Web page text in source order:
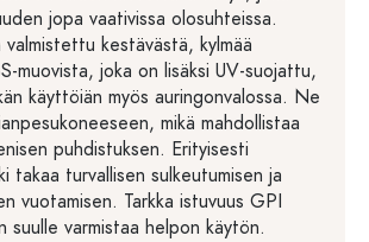
jopa vaativissa olosuhteissa.
kestävästä, kylmää
muovista, joka on lisäksi UV-suojattu,
käyttöiän myös auringonvalossa. Ne
mikä mahdollistaa
puhdistuksen. Erityisesti
takaa turvallisen sulkeutumisen ja
vuotamisen. Tarkka istuvuus GPI
varmistaa helpon käytön.